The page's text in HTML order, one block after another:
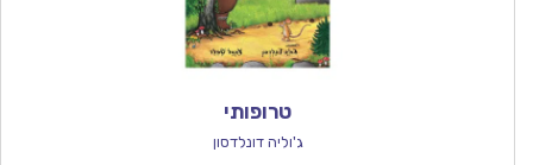
טרופותי
ג'וליה דונלדסון